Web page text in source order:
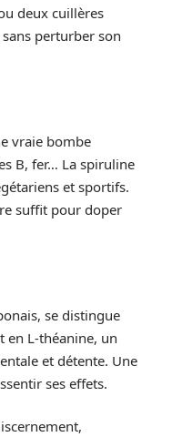
deux cuillères
perturber son
vraie bombe
B, fer… La spiruline
et sportifs.
suffit pour doper
se distingue
en L-théanine, un
et détente. Une
ses effets.